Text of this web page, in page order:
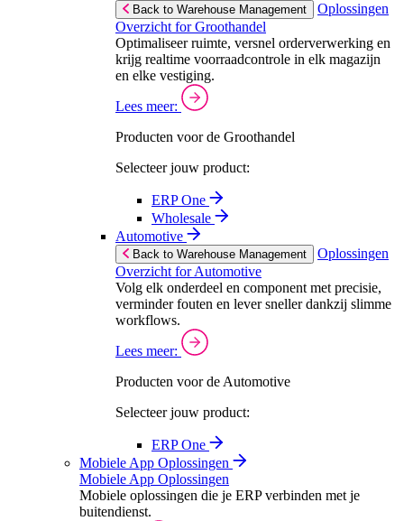
Back to Warehouse Management
Oplossingen
Overzicht for Groothandel
Optimaliseer ruimte, versnel orderverwerking en
krijg realtime voorraadcontrole in elk magazijn
en elke vestiging.
Lees meer:
Producten voor de Groothandel
Selecteer jouw product:
ERP One
Wholesale
Automotive
Back to Warehouse Management
Oplossingen
Overzicht for Automotive
Volg elk onderdeel en component met precisie,
verminder fouten en lever sneller dankzij slimme
workflows.
Lees meer:
Producten voor de Automotive
Selecteer jouw product:
ERP One
Mobiele App Oplossingen
Mobiele App Oplossingen
Mobiele oplossingen die je ERP verbinden met je
buitendienst.